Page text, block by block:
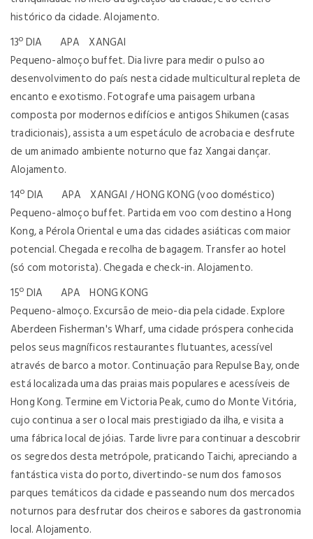
histórico da cidade. Alojamento.
13º DIA APA XANGAI
Pequeno-almoço buffet. Dia livre para medir o pulso ao
desenvolvimento do país nesta cidade multicultural repleta de
encanto e exotismo. Fotografe uma paisagem urbana
composta por modernos edifícios e antigos Shikumen (casas
tradicionais), assista a um espetáculo de acrobacia e desfrute
de um animado ambiente noturno que faz Xangai dançar.
Alojamento.
14º DIA APA XANGAI / HONG KONG (voo doméstico)
Pequeno-almoço buffet. Partida em voo com destino a Hong
Kong, a Pérola Oriental e uma das cidades asiáticas com maior
potencial. Chegada e recolha de bagagem. Transfer ao hotel
(só com motorista). Chegada e check-in. Alojamento.
15º DIA APA HONG KONG
Pequeno-almoço. Excursão de meio-dia pela cidade. Explore
Aberdeen Fisherman's Wharf, uma cidade próspera conhecida
pelos seus magníficos restaurantes flutuantes, acessível
através de barco a motor. Continuação para Repulse Bay, onde
está localizada uma das praias mais populares e acessíveis de
Hong Kong. Termine em Victoria Peak, cumo do Monte Vitória,
cujo continua a ser o local mais prestigiado da ilha, e visita a
uma fábrica local de jóias. Tarde livre para continuar a descobrir
os segredos desta metrópole, praticando Taichi, apreciando a
fantástica vista do porto, divertindo-se num dos famosos
parques temáticos da cidade e passeando num dos mercados
noturnos para desfrutar dos cheiros e sabores da gastronomia
local. Alojamento.